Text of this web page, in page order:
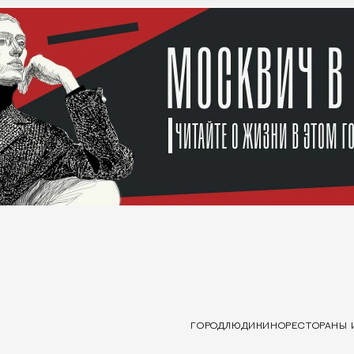
ГОРОДЛЮДИ КИНОРЕСТОРАНЫ